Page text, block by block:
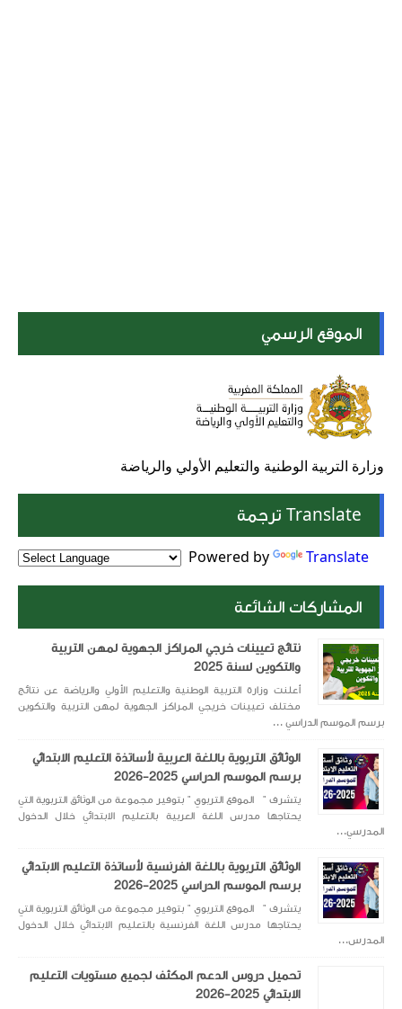
الموقع الرسمي
وزارة التربية الوطنية والتعليم الأولي والرياضة
Translate ترجمة
Powered by Translate
المشاركات الشائعة
نتائج تعيينات خرجي المراكز الجهوية لمهن التربية
والتكوين لسنة 2025
أعلنت وزارة التربية الوطنية والتعليم الأولي والرياضة عن نتائج
مختلف تعيينات خريجي المراكز الجهوية لمهن التربية والتكوين
برسم الموسم الدراسي ...
الوثائق التربوية باللغة العربية لأساتذة التعليم الابتدائي
برسم الموسم الدراسي 2025-2026
يتشرف " الموقع التربوي " بتوفير مجموعة من الوثائق التربوية التي
يحتاجها مدرس اللغة العربية بالتعليم الابتدائي خلال الدخول
المدرسي...
الوثائق التربوية باللغة الفرنسية لأساتذة التعليم الابتدائي
برسم الموسم الدراسي 2025-2026
يتشرف " الموقع التربوي " بتوفير مجموعة من الوثائق التربوية التي
يحتاجها مدرس اللغة الفرنسية بالتعليم الابتدائي خلال الدخول
المدرس...
تحميل دروس الدعم المكثف لجميع مستويات التعليم
الابتدائي 2025-2026